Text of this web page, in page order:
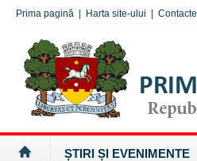
Prima pagină Harta site-ului Contacte
ȘTIRI ȘI EVENIMENTE